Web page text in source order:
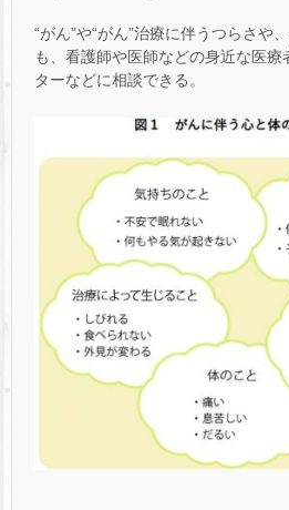
“がん”や“がん”治療に伴うつらさや
も、看護師や医師などの身近な医
ターなどに相談できる。